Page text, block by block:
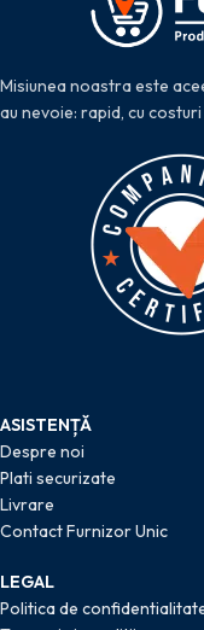
Misiunea noastra este
au nevoie: rapid, cu
ASISTENȚĂ
Despre noi
Plati securizate
Livrare
Contact Furnizor Unic
LEGAL
Politica de